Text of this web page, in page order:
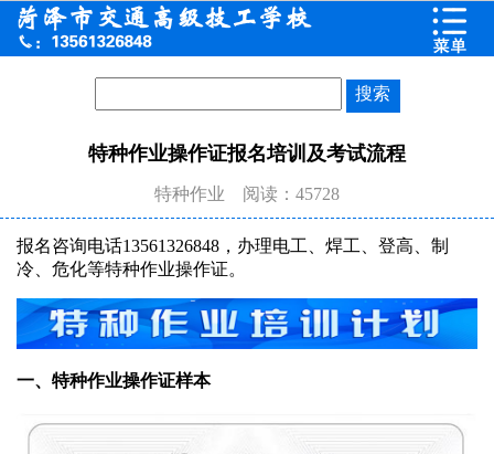
特种作业操作证报名培训及考试流程
特种作业 阅读：45728
报名咨询电话13561326848，办理电工、焊工、登高、制
冷、危化等特种作业操作证。
一、特种作业操作证样本